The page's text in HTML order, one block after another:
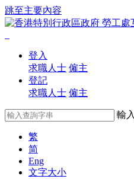
跳至主要內容
登入
求職人士 僱主
登記
求職人士 僱主
輸
繁
简
Eng
文字大小